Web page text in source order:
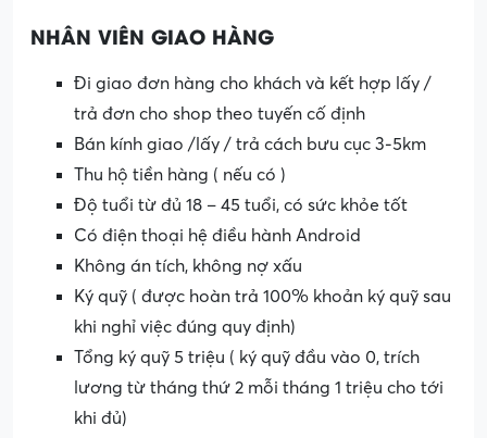
NHÂN VIÊN GIAO HÀNG
Đi giao đơn hàng cho khách và kết hợp lấy /
trả đơn cho shop theo tuyến cố định
Bán kính giao /lấy / trả cách bưu cục 3-5km
Thu hộ tiền hàng ( nếu có )
Độ tuổi từ đủ 18 – 45 tuổi, có sức khỏe tốt
Có điện thoại hệ điều hành Android
Không án tích, không nợ xấu
Ký quỹ ( được hoàn trả 100% khoản ký quỹ sau
khi nghỉ việc đúng quy định)
Tổng ký quỹ 5 triệu ( ký quỹ đầu vào 0, trích
lương từ tháng thứ 2 mỗi tháng 1 triệu cho tới
khi đủ)